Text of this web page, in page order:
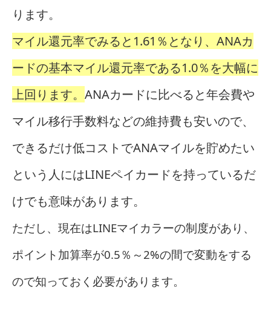
ります。
マイル還元率でみると1.61％となり、ANAカ
ードの基本マイル還元率である1.0％を大幅に
上回ります。 ANAカードに比べると年会費や
マイル移行手数料などの維持費も安いので、
できるだけ低コストでANAマイルを貯めたい
という人にはLINEペイカードを持っているだ
けでも意味があります。
ただし、現在はLINEマイカラーの制度があり、
ポイント加算率が0.5％～2%の間で変動をする
ので知っておく必要があります。